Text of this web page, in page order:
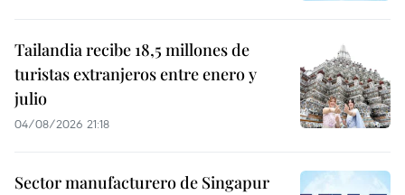
Tailandia recibe 18,5 millones de
turistas extranjeros entre enero y
julio
04/08/2026 21:18
Sector manufacturero de Singapur